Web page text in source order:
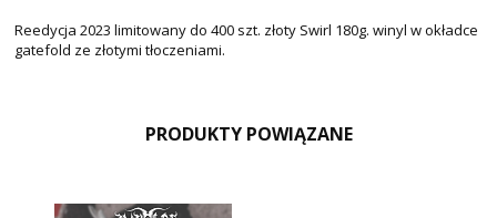
Reedycja 2023 limitowany do 400 szt. złoty Swirl 180g. winyl w okładce
gatefold ze złotymi tłoczeniami.
PRODUKTY POWIĄZANE